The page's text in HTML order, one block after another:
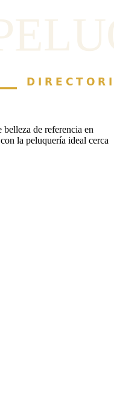
de referencia en
la peluquería ideal cerca